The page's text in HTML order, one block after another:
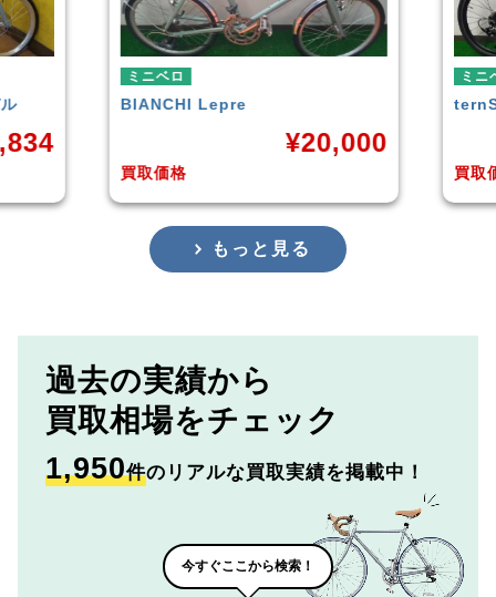
ミニベロ
ternSURGE 2021年モデル
買取価格
¥33,249
ミ
買
もっと見る
過去の実績から
買取相場をチェック
1,950件のリアルな買取実績を掲載中！
今すぐここから検索！